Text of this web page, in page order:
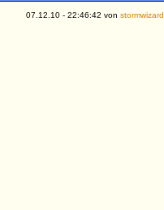
07.12.10 - 22:46:42 von stormwizard